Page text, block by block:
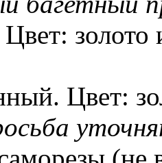
золото
Цвет: